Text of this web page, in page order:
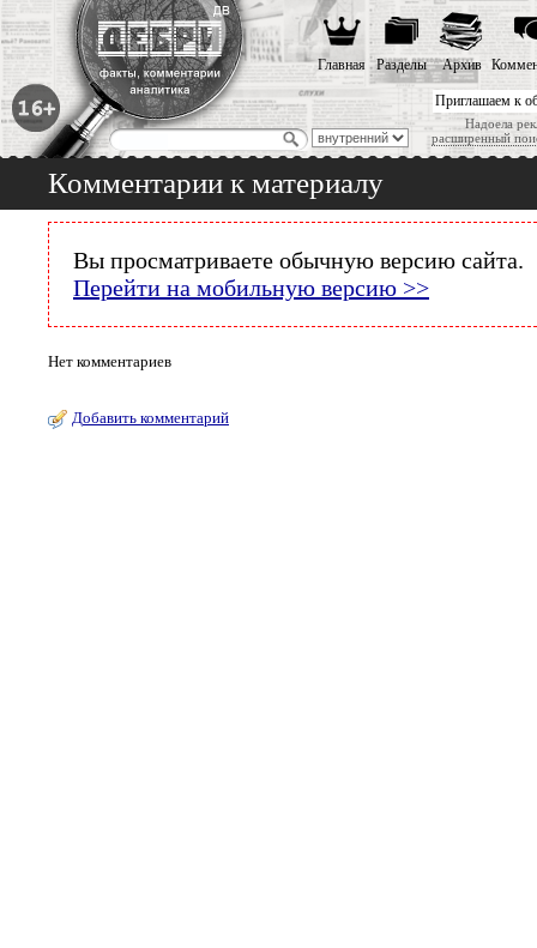
Приглашаем к
Надоела
расширенный
Главная Разделы Архив
Комментарии к материалу
Вы просматриваете обычную версию сайта.
Перейти на мобильную версию >>
Нет комментариев
Добавить комментарий